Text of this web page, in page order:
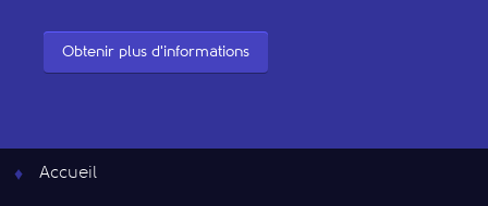
Obtenir plus d'informations
Accueil